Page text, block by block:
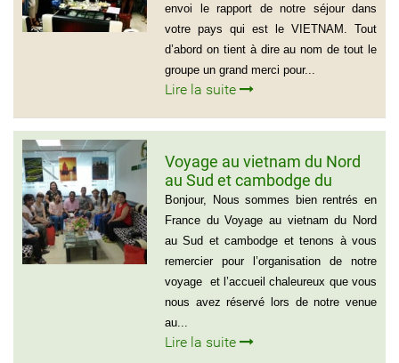
envoi le rapport de notre séjour dans
votre pays qui est le VIETNAM. Tout
d’abord on tient à dire au nom de tout le
groupe un grand merci pour...
Lire la suite
Voyage au vietnam du Nord
au Sud et cambodge du
groupe de Emilie CHAU – 6
personnes (21 jours)
Bonjour, Nous sommes bien rentrés en
France du Voyage au vietnam du Nord
au Sud et cambodge et tenons à vous
remercier pour l’organisation de notre
voyage et l’accueil chaleureux que vous
nous avez réservé lors de notre venue
au...
Lire la suite